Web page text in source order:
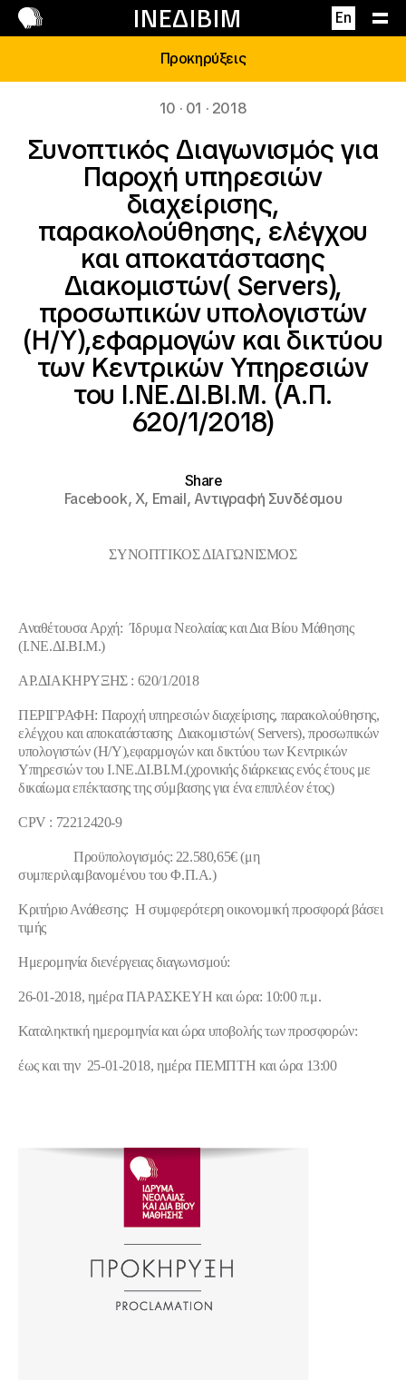
ΙΝΕΔΙΒΙΜ En
Επικοινωνία
Προκηρύξεις
10 · 01 · 2018
Συνοπτικός Διαγωνισμός για
Παροχή υπηρεσιών
διαχείρισης,
παρακολούθησης, ελέγχου
και αποκατάστασης
Διακομιστών( Servers),
προσωπικών υπολογιστών
(Η/Υ),εφαρμογών και δικτύου
των Κεντρικών Υπηρεσιών
του Ι.ΝΕ.ΔΙ.ΒΙ.Μ. (Α.Π.
620/1/2018)
Share
Facebook,X, Email,Αντιγραφή Συνδέσμου
ΣΥΝΟΠΤΙΚΟΣ ΔΙΑΓΩΝΙΣΜΟΣ
Αναθέτουσα Αρχή: Ίδρυμα Νεολαίας και Δια Βίου Μάθησης
(Ι.ΝΕ.ΔΙ.ΒΙ.Μ.)
ΑΡ.ΔΙΑΚΗΡΥΞΗΣ : 620/1/2018
ΠΕΡΙΓΡΑΦΗ: Παροχή υπηρεσιών διαχείρισης, παρακολούθησης,
ελέγχου και αποκατάστασης Διακομιστών( Servers), προσωπικών
υπολογιστών (Η/Υ),εφαρμογών και δικτύου των Κεντρικών
Υπηρεσιών του Ι.ΝΕ.ΔΙ.ΒΙ.Μ.(χρονικής διάρκειας ενός έτους με
δικαίωμα επέκτασης της σύμβασης για ένα επιπλέον έτος)
CPV : 72212420-9
Προϋπολογισμός: 22.580,65€ (μη
συμπεριλαμβανομένου του Φ.Π.Α.)
Κριτήριο Ανάθεσης: Η συμφερότερη οικονομική προσφορά βάσει
τιμής
Ημερομηνία διενέργειας διαγωνισμού:
26-01-2018, ημέρα ΠΑΡΑΣΚΕΥΗ και ώρα: 10:00 π.μ.
Καταληκτική ημερομηνία και ώρα υποβολής των προσφορών:
έως και την 25-01-2018, ημέρα ΠΕΜΠΤΗ και ώρα 13:00